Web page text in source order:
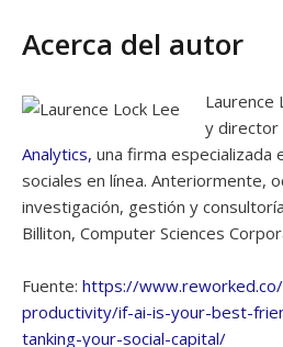
Acerca del autor
Laurence
y director
Analytics, una firma especializada
sociales en línea. Anteriormente,
investigación, gestión y
Billiton, Computer Sciences
Fuente: https://
productivity/if-ai-is-your-best-
tanking-your-social-capital/